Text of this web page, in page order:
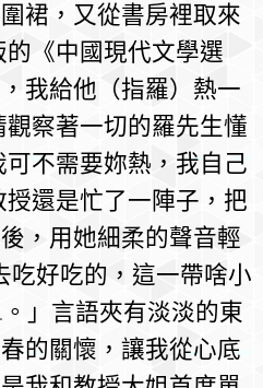
裙，又從書房裡取來
的《中國現代文學選
我給他（指羅）熱一
察著一切的羅先生懂
不需要妳熱，我自己
還是忙了一陣子，把
，用她細柔的聲音輕
吃好吃的，這一帶啥小
」言語夾有淡淡的東
的關懷，讓我從心底